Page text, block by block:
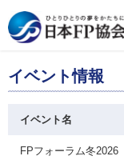
イベント情報
イベント名
FPフォーラム冬